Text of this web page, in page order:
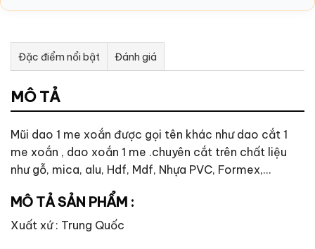
Đặc điểm nổi bật Đánh giá
Tư vấn & bán hàng qua Facebook
MÔ TẢ
Mũi dao 1 me xoắn được gọi tên khác như dao cắt 1
me xoắn , dao xoắn 1 me .chuyên cắt trên chất liệu
như gỗ, mica, alu, Hdf, Mdf, Nhựa PVC, Formex,…
MÔ TẢ SẢN PHẨM :
Xuất xứ : Trung Quốc